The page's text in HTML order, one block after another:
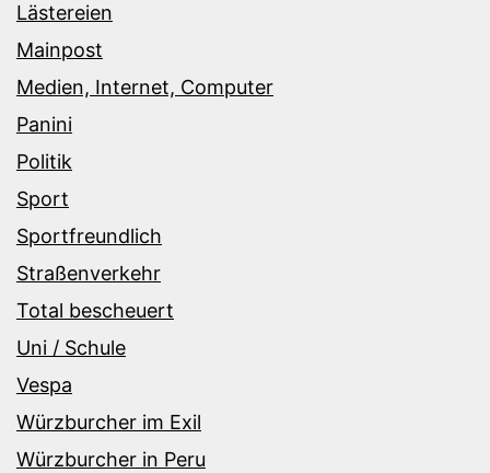
Lästereien
Mainpost
Medien, Internet, Computer
Panini
Politik
Sport
Sportfreundlich
Straßenverkehr
Total bescheuert
Uni / Schule
Vespa
Würzburcher im Exil
Würzburcher in Peru